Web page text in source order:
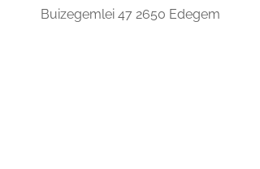
Buizegemlei 47 2650 Edegem